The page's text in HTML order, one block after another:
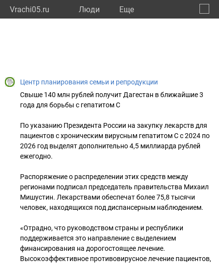
Vrachi05.ru Люди Eще
Центр планирования семьи и репродукции
Свыше 140 млн рублей получит Дагестан в ближайшие 3
года для борьбы с гепатитом С
По указанию Президента России на закупку лекарств для
пациентов с хроническим вирусным гепатитом C с 2024 по
2026 год выделят дополнительно 4,5 миллиарда рублей
ежегодно.
Распоряжение о распределении этих средств между
регионами подписал председатель правительства Михаил
Мишустин. Лекарствами обеспечат более 75,8 тысячи
человек, находящихся под диспансерным наблюдением.
«Отрадно, что руководством страны и республики
поддерживается это направление с выделением
финансирования на дорогостоящее лечение.
Высокоэффективное противовирусное лечение пациентов,